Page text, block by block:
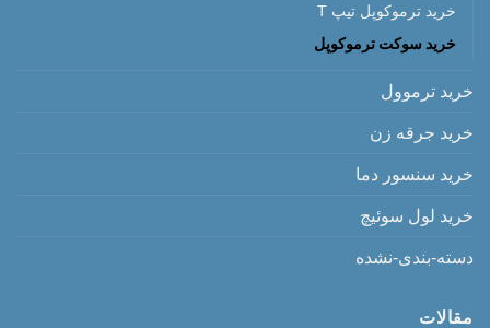
خرید ترموکوپل تیپ T
خرید سوکت ترموکوپل
خرید ترموول
خرید جرقه زن
خرید سنسور دما
خرید لول سوئیچ
دسته-بندی-نشده
مقالات